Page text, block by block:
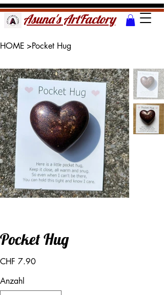
Asuna's ArtFactory
HOME >Pocket Hug
Pocket Hug
Preis
CHF 7.90
Anzahl